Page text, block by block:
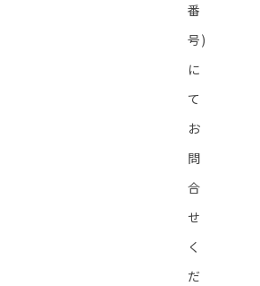
番
号)
に
て
お
問
合
せ
く
だ